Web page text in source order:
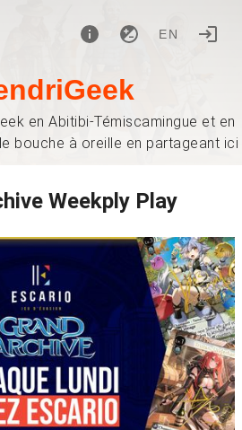
EN
en Abitibi-Témiscamingue et en
bouche à oreille en partageant ici
Weekply Play